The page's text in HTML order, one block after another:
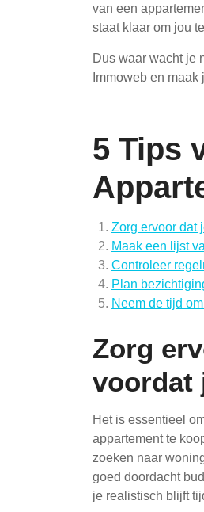
van een
staat klaar om jou
Dus waar wacht je
Immoweb en
5 Tips
Zorg ervoor dat
Maak een lijst
Controleer
Plan
Neem de tijd
Zorg
voordat
Het is essentieel
appartement te
zoeken naar
goed doordacht
je realistisch blijft